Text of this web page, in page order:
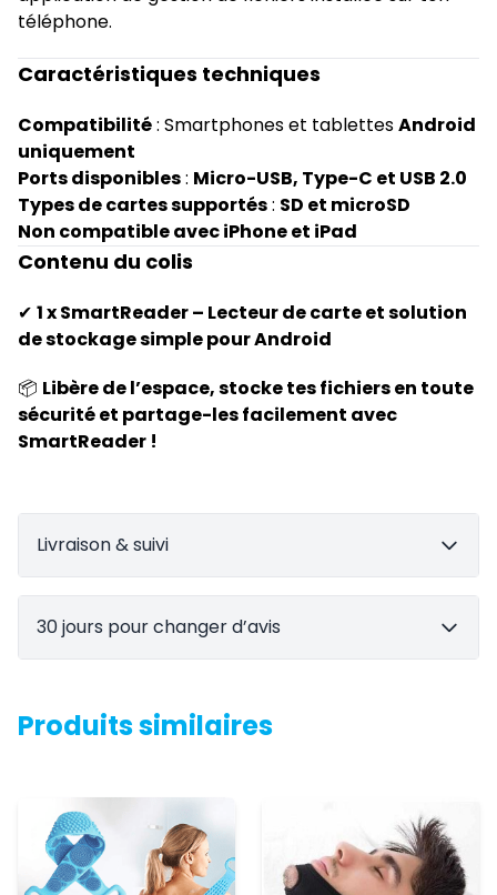
téléphone.
Caractéristiques techniques
Compatibilité: Smartphones et tablettesAndroid
uniquement
Ports disponibles: Micro-USB, Type-C et USB 2.0
Types de cartes supportés: SD et microSD
Non compatible avec iPhone et iPad
Contenu du colis
✔ 1 x SmartReader – Lecteur de carte et solution
de stockage simple pour Android
📦 Libère de l’espace, stocke tes fichiers en toute
sécurité et partage-les facilement avec
SmartReader !
Livraison & suivi
30 jours pour changer d’avis
Produits similaires